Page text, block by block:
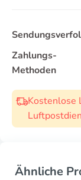
Zahlungs-
Methoden
Kostenlose
Ähnliche